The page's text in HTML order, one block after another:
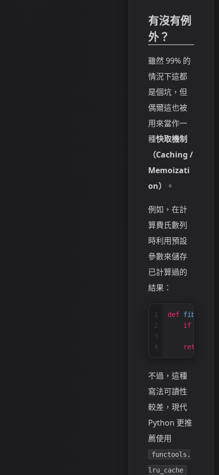
有沒有例
外？
雖然 99% 的
情況下這都
是個坑，但
偶爾這也被
用來當作一
種快取機制
（Caching /
Memoizati
on）
。
例如，在計
算費氏數列
時利用預設
參數來儲存
已計算過的
結果：
1
2
3
4
def fib
if
return
不過，這種
寫法可讀性
較差，現代
Python 更推
薦使用
functools.
lru_cache